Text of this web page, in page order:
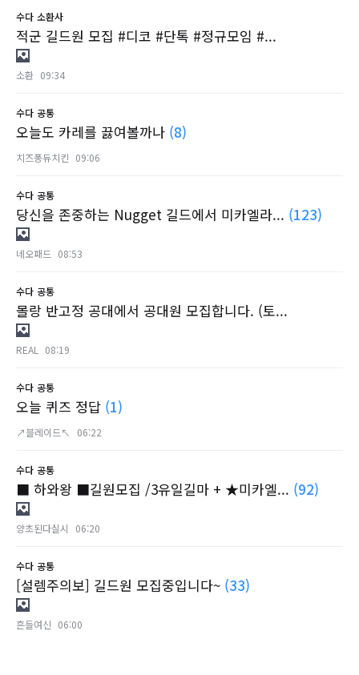
수다 소환사
적군 길드원 모집 #디코 #단톡 #정규모임 #...
소환 09:34
수다 공통
오늘도 카레를 끓여볼까나 (8)
치즈퐁듀치킨 09:06
수다 공통
당신을 존중하는 Nugget 길드에서 미카엘라... (123)
네오패드 08:53
수다 공통
몰랑 반고정 공대에서 공대원 모집합니다. (토...
REAL 08:19
수다 공통
오늘 퀴즈 정답 (1)
↗블레이드↖ 06:22
수다 공통
■ 하와왕 ■길원모집 /3유일길마 + ★미카엘... (92)
양초된다실시 06:20
수다 공통
[설렘주의보] 길드원 모집중입니다~ (33)
흔들여신 06:00